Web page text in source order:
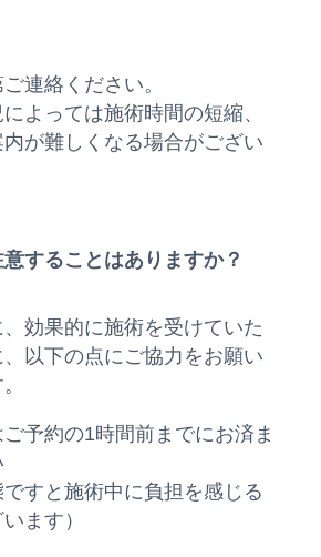
連絡ください。
よっては施術時間の短縮、
内が難しくなる場合がござい
することはありますか？
効果的に施術を受けていた
以下の点にご協力をお願い
ご予約の1時間前までにお済ま
ですと施術中に負担を感じる
ます）